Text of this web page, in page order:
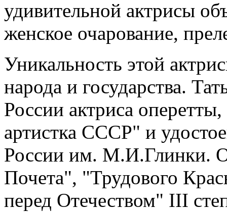
удивительной актрисы
женское очарование,
Уникальность этой
народа и государства.
России актриса
артистка СССР" и
России им. М.И.Глинки.
Почета", "Трудового
перед Отечеством" III